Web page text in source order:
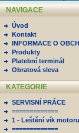
NAVIGACE
Úvod
Kontakt
INFORMACE O
Produkty
Platební terminál
Obratová sleva
KATEGORIE
SERVISNÍ PRÁCE
=============
1 - Leštění vík motoru
=============